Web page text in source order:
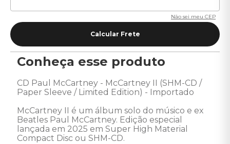
Não sei meu CEP
Conheça esse produto
CD Paul McCartney - McCartney II (SHM-CD /
Paper Sleeve / Limited Edition) - Importado
McCartney II é um álbum solo do músico e ex
Beatles Paul McCartney. Edição especial
lançada em 2025 em Super High Material
Compact Disc ou SHM-CD.